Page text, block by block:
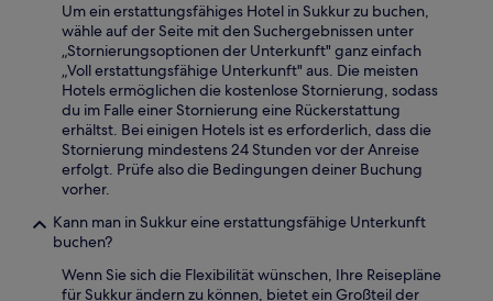
Um ein erstattungsfähiges Hotel in Sukkur zu buchen,
wähle auf der Seite mit den Suchergebnissen unter
„Stornierungsoptionen der Unterkunft" ganz einfach
„Voll erstattungsfähige Unterkunft" aus. Die meisten
Hotels ermöglichen die kostenlose Stornierung, sodass
du im Falle einer Stornierung eine Rückerstattung
erhältst. Bei einigen Hotels ist es erforderlich, dass die
Stornierung mindestens 24 Stunden vor der Anreise
erfolgt. Prüfe also die Bedingungen deiner Buchung
vorher.
Kann man in Sukkur eine erstattungsfähige Unterkunft
buchen?
Wenn Sie sich die Flexibilität wünschen, Ihre Reisepläne
für Sukkur ändern zu können, bietet ein Großteil der